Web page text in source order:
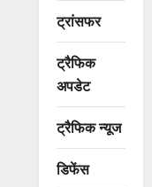
ट्रांसफर
ट्रैफिक
अपडेट
ट्रैफिक न्यूज
डिफेंस